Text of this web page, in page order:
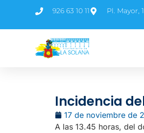
926 63 10 11 Pl. Mayor,
Incidencia
17 de noviembre de
A las 13.45 horas, del